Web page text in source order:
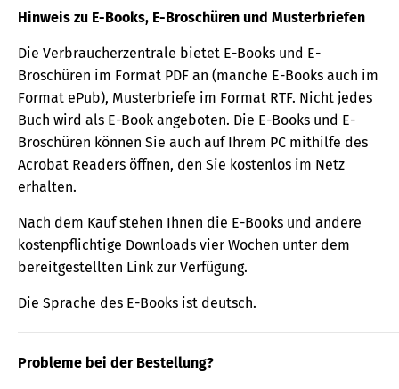
Hinweis zu E-Books, E-Broschüren und Musterbriefen
Die Verbraucherzentrale bietet E-Books und E-
Broschüren im Format PDF an (manche E-Books auch im
Format ePub), Musterbriefe im Format RTF. Nicht jedes
Buch wird als E-Book angeboten. Die E-Books und E-
Broschüren können Sie auch auf Ihrem PC mithilfe des
Acrobat Readers öffnen, den Sie kostenlos im Netz
erhalten.
Nach dem Kauf stehen Ihnen die E-Books und andere
kostenpflichtige Downloads vier Wochen unter dem
bereitgestellten Link zur Verfügung.
Die Sprache des E-Books ist deutsch.
Probleme bei der Bestellung?